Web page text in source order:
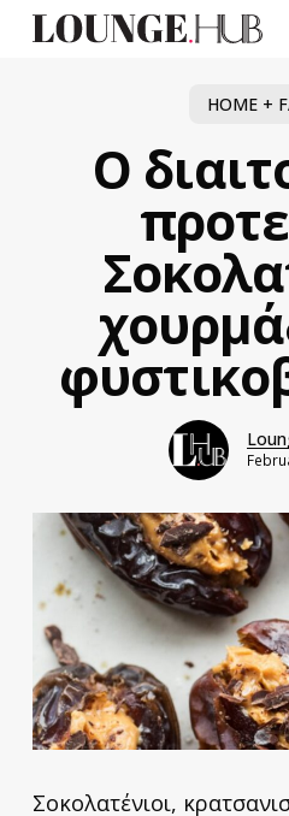
HOME +
Ο
Σοκολατένιοι,